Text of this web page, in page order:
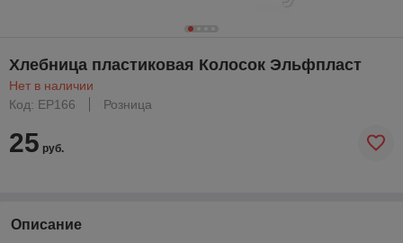
Хлебница пластиковая Колосок Эльфпласт
Нет в наличии
Код: EP166
Розница
25 руб.
Описание